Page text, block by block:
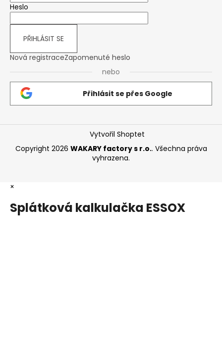
Heslo
PŘIHLÁSIT SE
Nová registraceZapomenuté heslo
nebo
Přihlásit se přes Google
Vytvořil Shoptet
Copyright 2026 WAKARY factory s r.o.. Všechna práva
vyhrazena.
×
Splátková kalkulačka ESSOX